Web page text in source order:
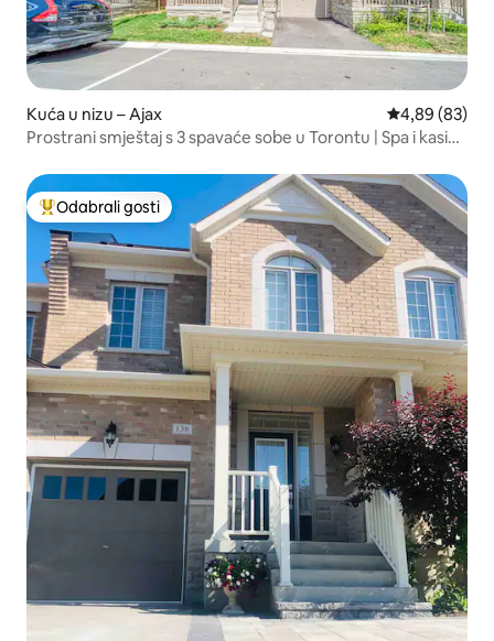
Kuća u nizu – Ajax Prosječna
4,89 (83)
Prostrani smještaj s 3 spavaće sobe u Torontu | Spa i kasino
Među najviše rangiranima s oznakom „Odabrali gosti”
Odabrali gosti